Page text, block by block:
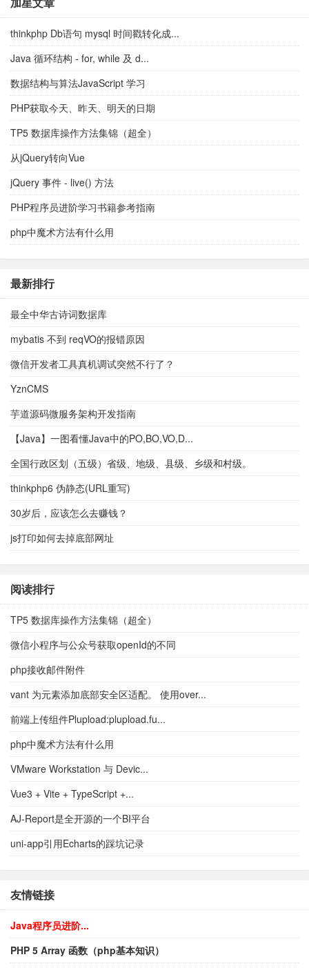
thinkphp Db语句 mysql 时间戳转化成...
Java 循环结构 - for, while 及 d...
数据结构与算法JavaScript 学习
PHP获取今天、昨天、明天的日期
TP5 数据库操作方法集锦（超全）
从jQuery转向Vue
jQuery 事件 - live() 方法
PHP程序员进阶学习书籍参考指南
php中魔术方法有什么用
最新排行
最全中华古诗词数据库
mybatis 不到 reqVO的报错原因
微信开发者工具真机调试突然不行了？
YznCMS
芋道源码微服务架构开发指南
【Java】一图看懂Java中的PO,BO,VO,D...
全国行政区划（五级）省级、地级、县级、乡级和村级。
thinkphp6 伪静态(URL重写)
30岁后，应该怎么去赚钱？
js打印如何去掉底部网址
阅读排行
TP5 数据库操作方法集锦（超全）
微信小程序与公众号获取openId的不同
php接收邮件附件
vant 为元素添加底部安全区适配。 使用over...
前端上传组件Plupload:plupload.fu...
php中魔术方法有什么用
VMware Workstation 与 Devic...
Vue3 + Vite + TypeScript +...
AJ-Report是全开源的一个BI平台
uni-app引用Echarts的踩坑记录
友情链接
Java程序员进阶...
PHP 5 Array 函数（php基本知识）